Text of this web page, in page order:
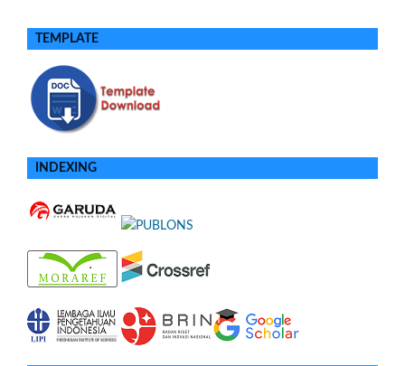
TEMPLATE
INDEXING